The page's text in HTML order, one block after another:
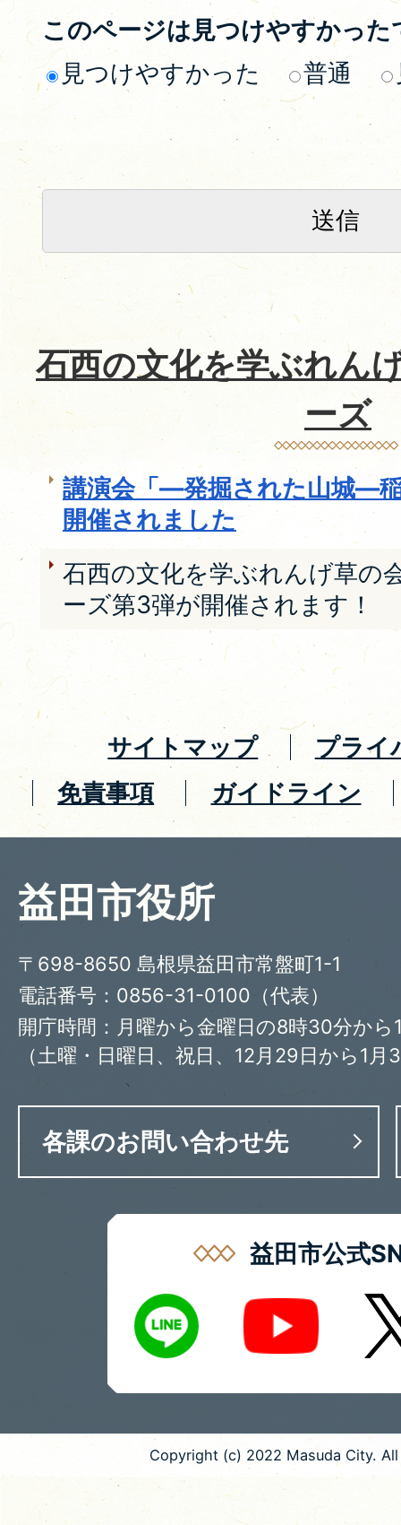
このページは見つけやすかった
見つけやすかった
普通
石西の文化を学ぶれん
ーズ
講演会「―発掘された山城―
開催されました
石西の文化を学ぶれんげ草の
ーズ第3弾が開催されます！
サイトマップ
プライ
免責事項
ガイドライン
益田市役所
〒698-8650 島根県益田市常盤町1-1
電話番号：0856-31-0100（代表）
開庁時間：月曜から金曜日の8時30分から
（土曜・日曜日、祝日、12月29日から1月
各課のお問い合わせ先
益田市公式
LINE
Youtube X
Copyright (c) 2022 Masuda City.